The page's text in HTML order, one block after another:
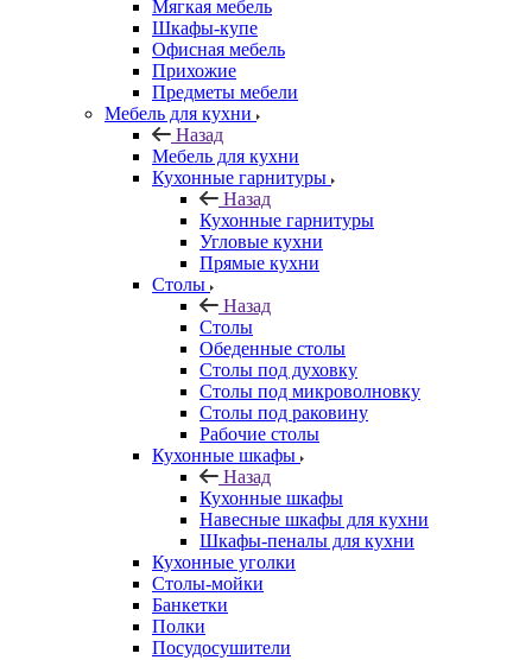
Мягкая мебель
Шкафы-купе
Офисная мебель
Прихожие
Предметы мебели
Мебель для кухни
Назад
Мебель для кухни
Кухонные гарнитуры
Назад
Кухонные гарнитуры
Угловые кухни
Прямые кухни
Столы
Назад
Столы
Обеденные столы
Столы под духовку
Столы под микроволновку
Столы под раковину
Рабочие столы
Кухонные шкафы
Назад
Кухонные шкафы
Навесные шкафы для кухни
Шкафы-пеналы для кухни
Кухонные уголки
Столы-мойки
Банкетки
Полки
Посудосушители